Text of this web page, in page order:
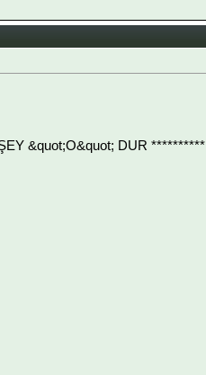
&quot;O&quot; DUR **********